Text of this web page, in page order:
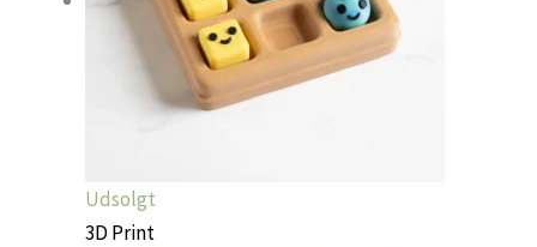
Udsolgt
3D Print